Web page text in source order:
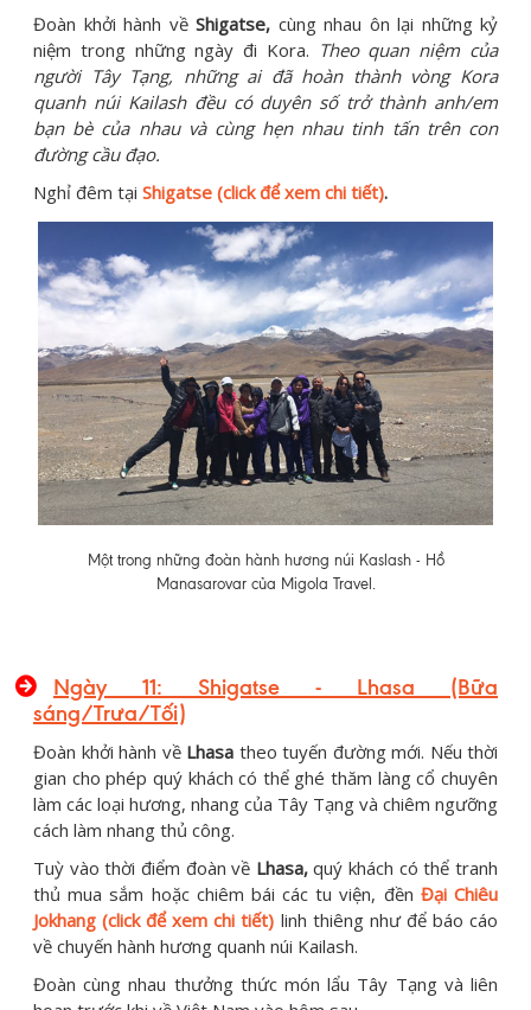
Đoàn khởi hành về Shigatse, cùng nhau ôn lại những kỷ
niệm trong những ngày đi Kora. Theo quan niệm của
người Tây Tạng, những ai đã hoàn thành vòng Kora
quanh núi Kailash đều có duyên số trở thành anh/em
bạn bè của nhau và cùng hẹn nhau tinh tấn trên con
đường cầu đạo.
Nghỉ đêm tại Shigatse (click để xem chi tiết).
Một trong những đoàn hành hương núi Kaslash - Hồ
Manasarovar của Migola Travel.
Ngày 11: Shigatse - Lhasa (Bữa
sáng/Trưa/Tối)
Đoàn khởi hành về Lhasa theo tuyến đường mới. Nếu thời
gian cho phép quý khách có thể ghé thăm làng cổ chuyên
làm các loại hương, nhang của Tây Tạng và chiêm ngưỡng
cách làm nhang thủ công.
Tuỳ vào thời điểm đoàn về Lhasa,quý khách có thể tranh
thủ mua sắm hoặc chiêm bái các tu viện, đền Đại Chiêu
Jokhang (click để xem chi tiết) linh thiêng như để báo cáo
về chuyến hành hương quanh núi Kailash.
Đoàn cùng nhau thưởng thức món lẩu Tây Tạng và liên